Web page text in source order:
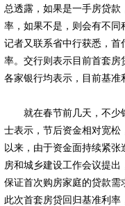
总透露，如果是一手房贷
率，如果不是，则会有不同
记者又联系省中行获悉，首
率。交行则表示目前首套房
各家银行均表示，目前基准
就在春节前几天，不少银
士表示，节后资金相对宽
以来，由于资金面持续紧
房和城乡建设工作会议提
保证首次购房家庭的贷款需
此次首套房贷回归基准利率